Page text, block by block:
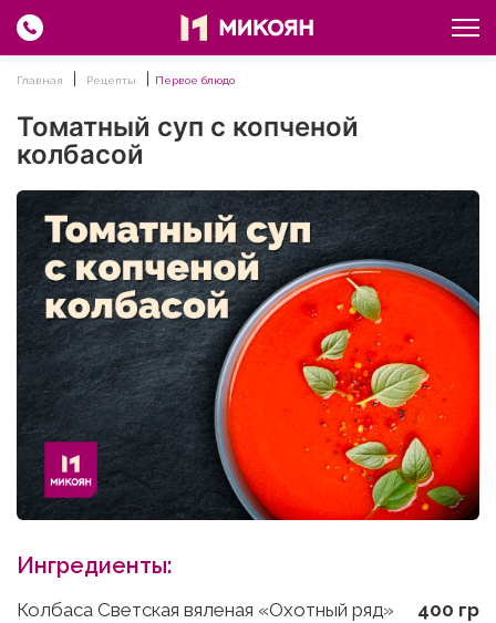
Главная Рецепты Первое блюдо
Томатный суп с копченой
колбасой
Ингредиенты:
Колбаса Светская вяленая «Охотный ряд» 400 гр